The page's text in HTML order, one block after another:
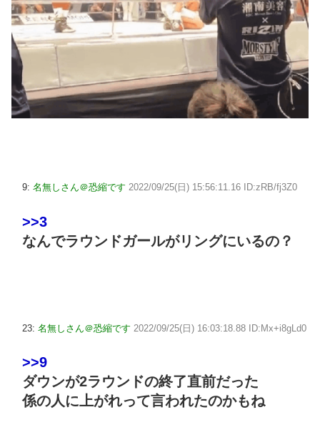
9: 名無しさん＠恐縮です 2022/09/25(日) 15:56:11.16 ID:zRB/fj3Z0
>>3
なんでラウンドガールがリングにいるの？
23: 名無しさん＠恐縮です 2022/09/25(日) 16:03:18.88 ID:Mx+i8gLd0
>>9
ダウンが2ラウンドの終了直前だった
係の人に上がれって言われたのかもね